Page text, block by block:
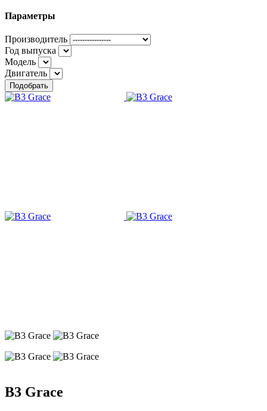
Параметры
Производитель
Год выпуска
Модель
Двигатель
Подобрать
B3 Grace